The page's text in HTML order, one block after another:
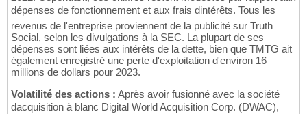
dépenses de fonctionnement et aux frais dintérêts. Tous les
revenus de l'entreprise proviennent de la publicité sur Truth
Social, selon les divulgations à la SEC. La plupart de ses
dépenses sont liées aux intérêts de la dette, bien que TMTG ait
également enregistré une perte d'exploitation d'environ 16
millions de dollars pour 2023.
Volatilité des actions : Après avoir fusionné avec la société
dacquisition à blanc Digital World Acquisition Corp. (DWAC),